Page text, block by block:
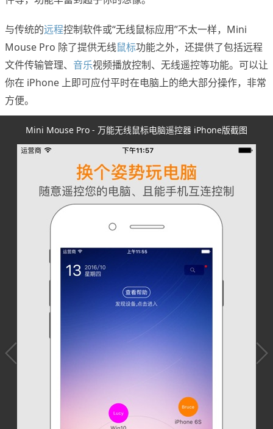
与传统的远程控制软件或“无线鼠标应用”不太一样，Mini
Mouse Pro 除了提供无线鼠标功能之外，还提供了包括远程
文件传输管理、 音乐视频播放控制、无线遥控等功能。可以让
你在 iPhone 上即可应付平时在电脑上的绝大部分操作，非常
方便。
Mini Mouse Pro - 万能无线鼠标电脑遥控器 iPhone版截图